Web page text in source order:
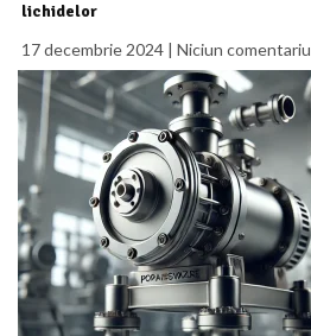
lichidelor
17 decembrie 2024
Niciun comentariu